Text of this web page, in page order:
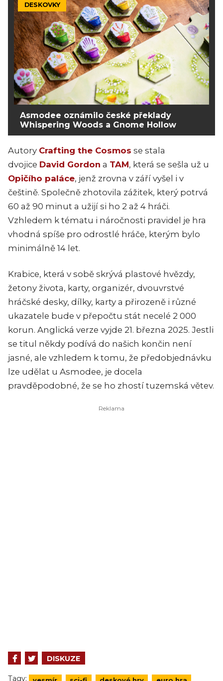
DESKOVKY
Asmodee oznámilo české překlady
Whispering Woods a Gnome Hollow
Autory Crafting the Cosmos se stala
dvojice David Gordon a TAM, která se sešla už u
Opičího paláce, jenž zrovna v září vyšel i v
češtině. Společně zhotovila zážitek, který potrvá
60 až 90 minut a užijí si ho 2 až 4 hráči.
Vzhledem k tématu i náročnosti pravidel je hra
vhodná spíše pro odrostlé hráče, kterým bylo
minimálně 14 let.
Krabice, která v sobě skrývá plastové hvězdy,
žetony života, karty, organizér, dvouvrstvé
hráčské desky, dílky, karty a přirozeně i různé
ukazatele bude v přepočtu stát necelé 2 000
korun. Anglická verze vyjde 21. března 2025. Jestli
se titul někdy podívá do našich končin není
jasné, ale vzhledem k tomu, že předobjednávku
lze udělat u Asmodee, je docela
pravděpodobné, že se ho zhostí tuzemská větev.
DISKUZE
Tagy: